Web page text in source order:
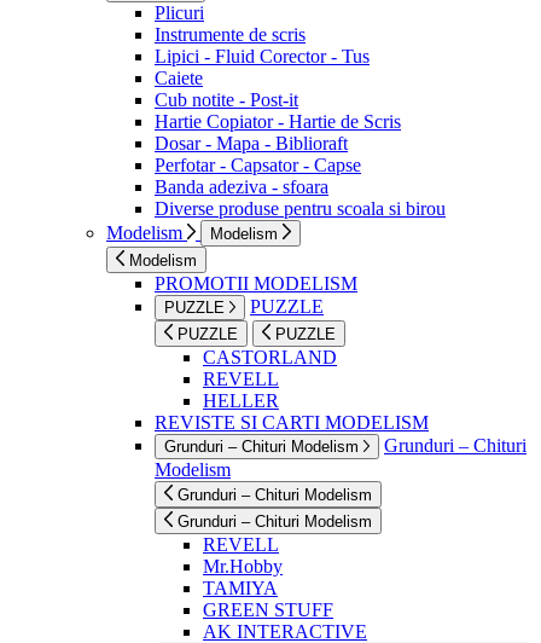
Plicuri
Instrumente de scris
Lipici - Fluid Corector - Tus
Caiete
Cub notite - Post-it
Hartie Copiator - Hartie de Scris
Dosar - Mapa - Biblioraft
Perfotar - Capsator - Capse
Banda adeziva - sfoara
Diverse produse pentru scoala si birou
Modelism
Modelism
Modelism
PROMOTII MODELISM
PUZZLE PUZZLE
PUZZLE PUZZLE
CASTORLAND
REVELL
HELLER
REVISTE SI CARTI MODELISM
Grunduri – Chituri Modelism
Grunduri – Chituri
Modelism
Grunduri – Chituri Modelism
Grunduri – Chituri Modelism
REVELL
Mr.Hobby
TAMIYA
GREEN STUFF
AK INTERACTIVE